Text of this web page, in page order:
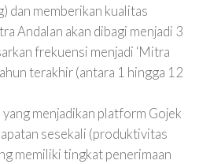
dan memberikan kualitas
Andalan akan dibagi menjadi 3
frekuensi menjadi ‘Mitra
terakhir (antara 1 hingga 12
menjadikan platform Gojek
sesekali (produktivitas
memiliki tingkat penerimaan